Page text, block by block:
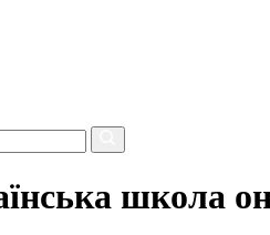
школа